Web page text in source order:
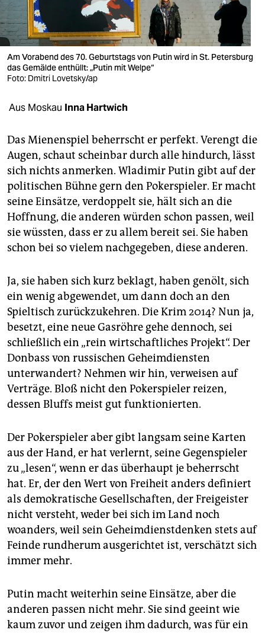
wahrheit
verlag
verlag
shop
fragen & hilfe
unterstützen
abo
genossenschaft
epaper login
Am Vorabend des 70. Geburtstags von Putin wird in St. Petersburg
das Gemälde enthüllt: „Putin mit Welpe“
Foto: Dmitri Lovetsky/ap
Aus Moskau Inna Hartwich
Das Mienenspiel beherrscht er perfekt. Verengt die
Augen, schaut scheinbar durch alle hindurch, lässt
sich nichts anmerken. Wladimir Putin gibt auf der
politischen Bühne gern den Pokerspieler. Er macht
seine Einsätze, verdoppelt sie, hält sich an die
Hoffnung, die anderen würden schon passen, weil
sie wüssten, dass er zu allem bereit sei. Sie haben
schon bei so vielem nachgegeben, diese anderen.
Ja, sie haben sich kurz beklagt, haben genölt, sich
ein wenig abgewendet, um dann doch an den
Spieltisch zurückzukehren. Die Krim 2014? Nun ja,
besetzt, eine neue Gasröhre gehe dennoch, sei
schließlich ein „rein wirtschaftliches Projekt“. Der
Donbass von russischen Geheimdiensten
unterwandert? Nehmen wir hin, verweisen auf
Verträge. Bloß nicht den Pokerspieler reizen,
dessen Bluffs meist gut funktionierten.
Der Pokerspieler aber gibt langsam seine Karten
aus der Hand, er hat verlernt, seine Gegenspieler
zu „lesen“, wenn er das überhaupt je beherrscht
hat. Er, der den Wert von Freiheit anders definiert
als demokratische Gesellschaften, der Freigeister
nicht versteht, weder bei sich im Land noch
woanders, weil sein Geheimdienstdenken stets auf
Feinde rundherum ausgerichtet ist, verschätzt sich
immer mehr.
Putin macht weiterhin seine Einsätze, aber die
anderen passen nicht mehr. Sie sind geeint wie
kaum zuvor und zeigen ihm dadurch, was für ein